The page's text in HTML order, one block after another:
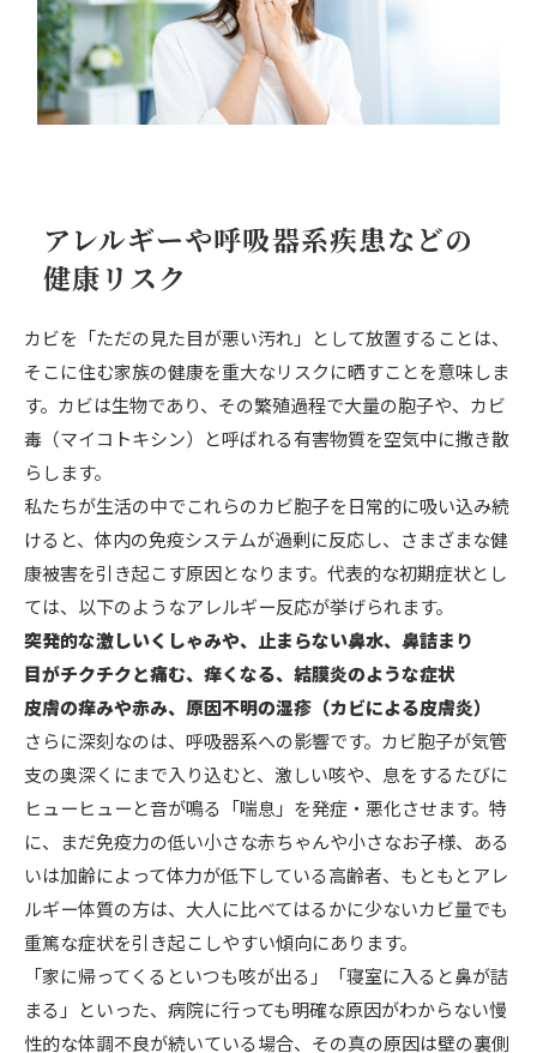
アレルギーや呼吸器系疾患などの
健康リスク
カビを「ただの見た目が悪い汚れ」として放置することは、
そこに住む家族の健康を重大なリスクに晒すことを意味しま
す。カビは生物であり、その繁殖過程で大量の胞子や、カビ
毒（マイコトキシン）と呼ばれる有害物質を空気中に撒き散
らします。
私たちが生活の中でこれらのカビ胞子を日常的に吸い込み続
けると、体内の免疫システムが過剰に反応し、さまざまな健
康被害を引き起こす原因となります。代表的な初期症状とし
ては、以下のようなアレルギー反応が挙げられます。
突発的な激しいくしゃみや、止まらない鼻水、鼻詰まり
目がチクチクと痛む、痒くなる、結膜炎のような症状
皮膚の痒みや赤み、原因不明の湿疹（カビによる皮膚炎）
さらに深刻なのは、呼吸器系への影響です。カビ胞子が気管
支の奥深くにまで入り込むと、激しい咳や、息をするたびに
ヒューヒューと音が鳴る「喘息」を発症・悪化させます。特
に、まだ免疫力の低い小さな赤ちゃんや小さなお子様、ある
いは加齢によって体力が低下している高齢者、もともとアレ
ルギー体質の方は、大人に比べてはるかに少ないカビ量でも
重篤な症状を引き起こしやすい傾向にあります。
「家に帰ってくるといつも咳が出る」「寝室に入ると鼻が詰
まる」といった、病院に行っても明確な原因がわからない慢
性的な体調不良が続いている場合、その真の原因は壁の裏側